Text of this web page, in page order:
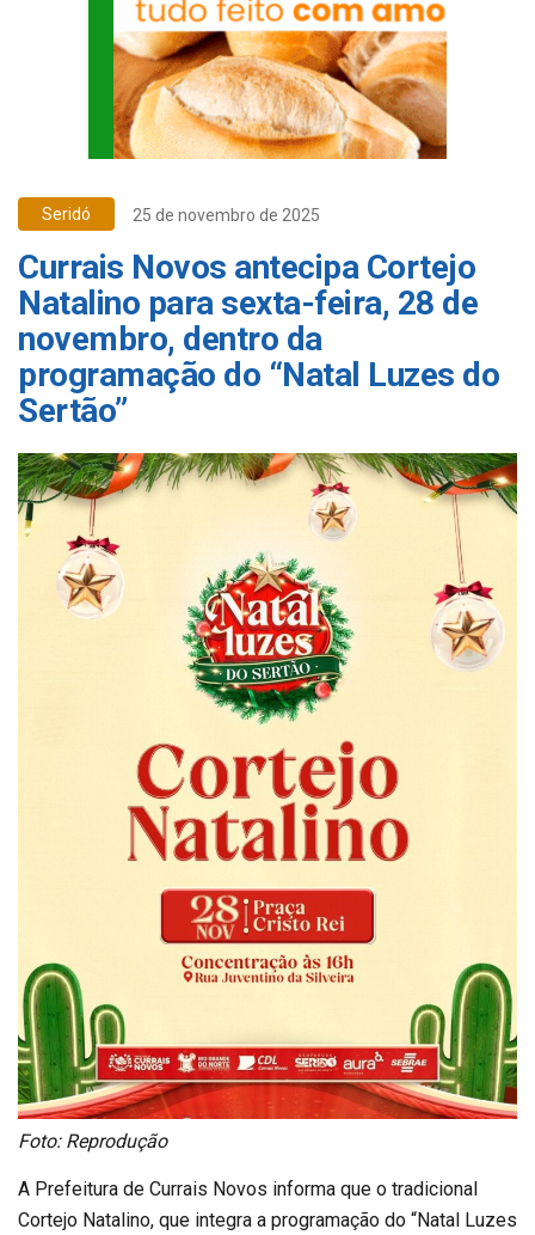
Seridó 25 de novembro de 2025
Currais Novos antecipa Cortejo
Natalino para sexta-feira, 28 de
novembro, dentro da
programação do “Natal Luzes do
Sertão”
Foto: Reprodução
A Prefeitura de Currais Novos informa que o tradicional
Cortejo Natalino, que integra a programação do “Natal Luzes